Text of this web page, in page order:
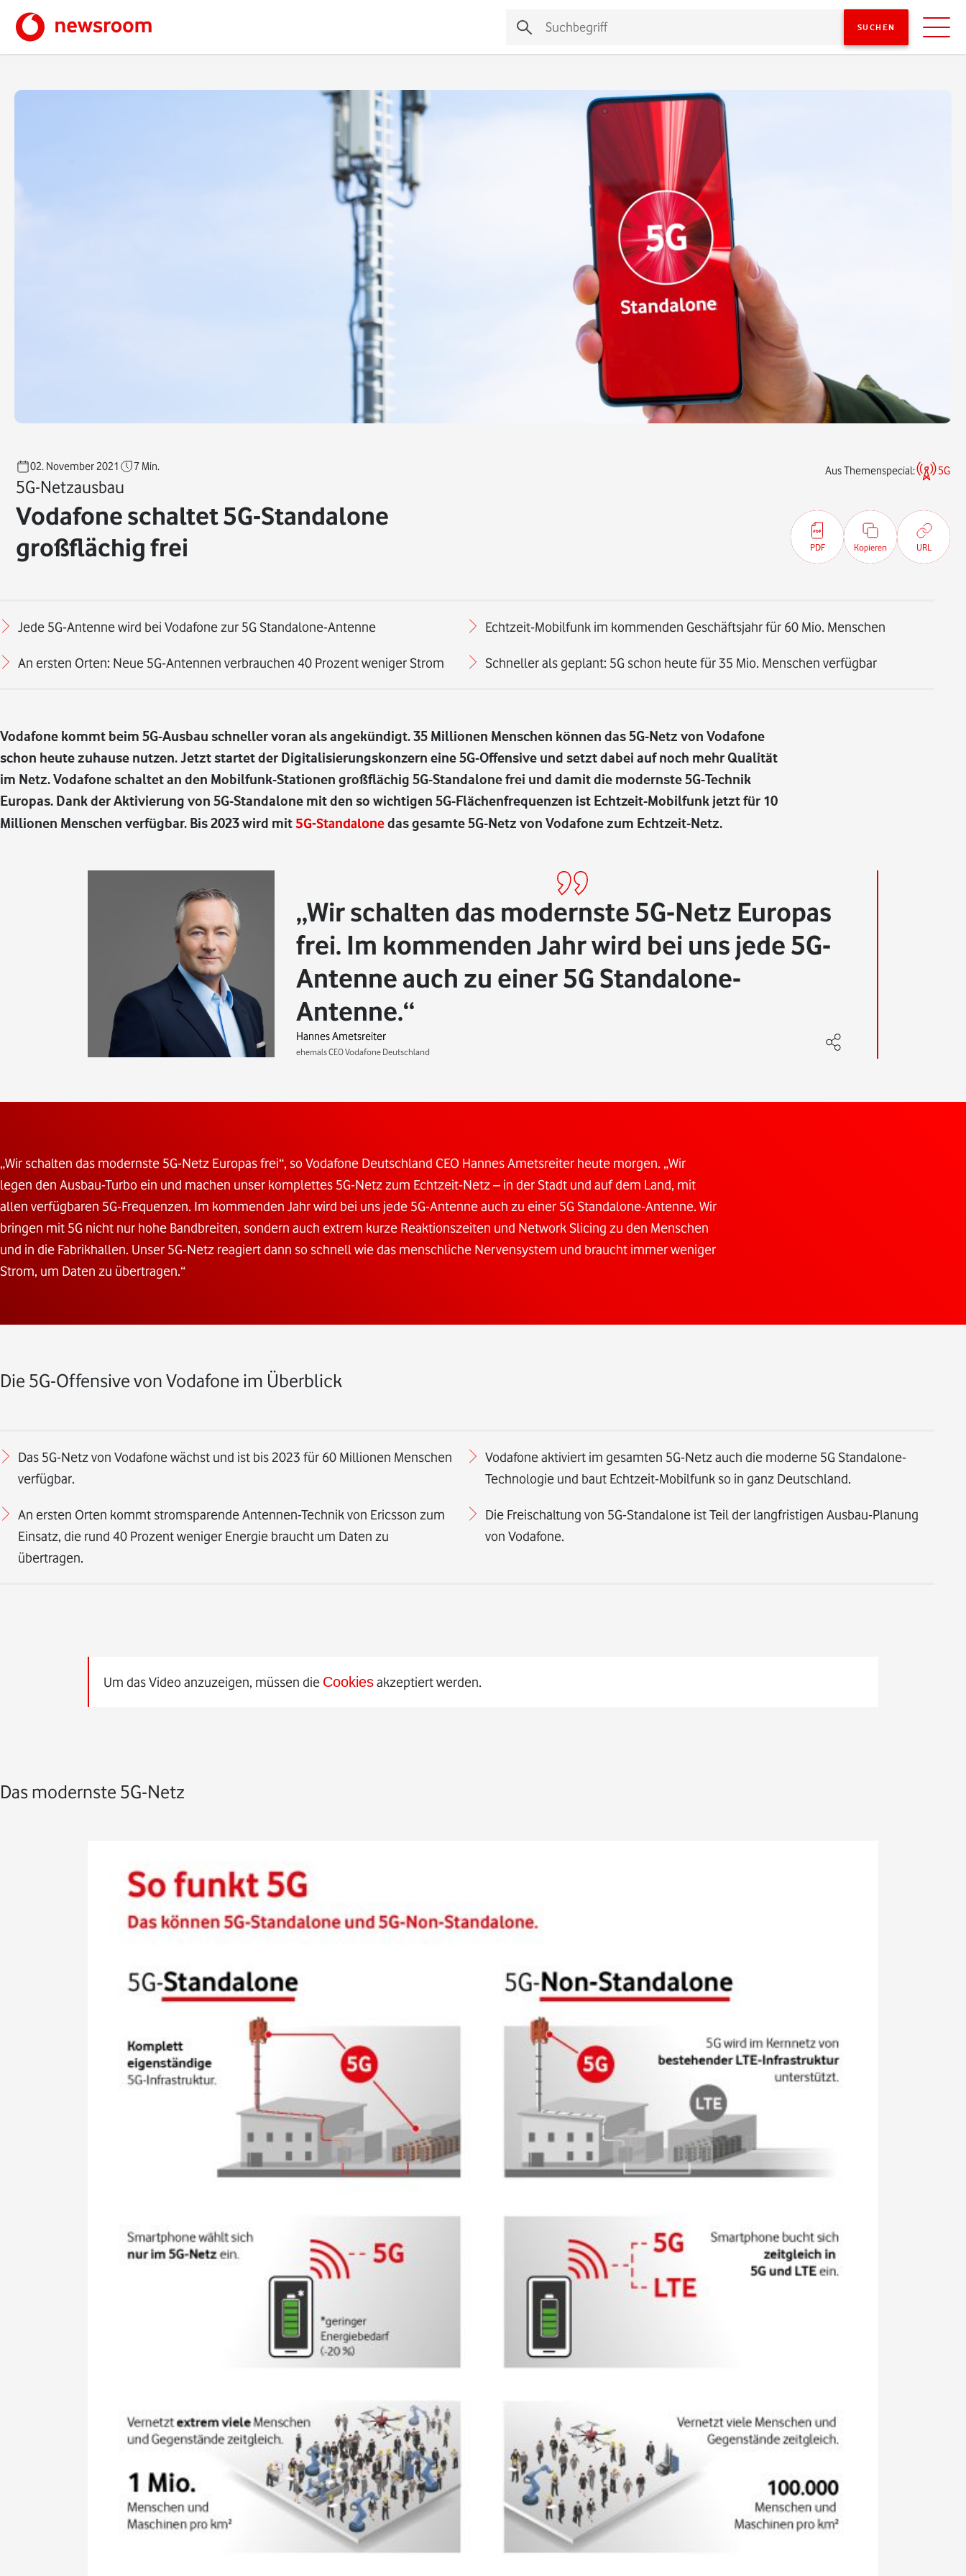
02. November 2021 7 Min.
5G-Netzausbau
Vodafone schaltet 5G-Standalone
großflächig frei
Aus Themenspecial: 5G
PDF Kopieren URL
Jede 5G-Antenne wird bei Vodafone zur 5G Standalone-Antenne Echtzeit-Mobilfunk im kommenden Geschäftsjahr für 60 Mio. Menschen
An ersten Orten: Neue 5G-Antennen verbrauchen 40 Prozent weniger Strom Schneller als geplant: 5G schon heute für 35 Mio. Menschen verfügbar
Vodafone kommt beim 5G-Ausbau schneller voran als angekündigt. 35 Millionen Menschen können das 5G-Netz von Vodafone
schon heute zuhause nutzen. Jetzt startet der Digitalisierungskonzern eine 5G-Offensive und setzt dabei auf noch mehr Qualität
im Netz. Vodafone schaltet an den Mobilfunk-Stationen großflächig 5G-Standalone frei und damit die modernste 5G-Technik
Europas. Dank der Aktivierung von 5G-Standalone mit den so wichtigen 5G-Flächenfrequenzen ist Echtzeit-Mobilfunk jetzt für 10
Millionen Menschen verfügbar. Bis 2023 wird mit5G-Standalonedas gesamte 5G-Netz von Vodafone zum Echtzeit-Netz.
Wir schalten das modernste 5G-Netz Europas
frei. Im kommenden Jahr wird bei uns jede 5G-
Antenne auch zu einer 5G Standalone-
Antenne.
Hannes Ametsreiter
ehemals CEO Vodafone Deutschland
„Wir schalten das modernste 5G-Netz Europas frei“, so Vodafone Deutschland CEO Hannes Ametsreiter heute morgen. „Wir
legen den Ausbau-Turbo ein und machen unser komplettes 5G-Netz zum Echtzeit-Netz – in der Stadt und auf dem Land, mit
allen verfügbaren 5G-Frequenzen. Im kommenden Jahr wird bei uns jede 5G-Antenne auch zu einer 5G Standalone-Antenne. Wir
bringen mit 5G nicht nur hohe Bandbreiten, sondern auch extrem kurze Reaktionszeiten und Network Slicing zu den Menschen
und in die Fabrikhallen. Unser 5G-Netz reagiert dann so schnell wie das menschliche Nervensystem und braucht immer weniger
Strom, um Daten zu übertragen.“
Die 5G-Offensive von Vodafone im Überblick
Das 5G-Netz von Vodafone wächst und ist bis 2023 für 60 Millionen Menschen
verfügbar.
Vodafone aktiviert im gesamten 5G-Netz auch die moderne 5G Standalone-
Technologie und baut Echtzeit-Mobilfunk so in ganz Deutschland.
An ersten Orten kommt stromsparende Antennen-Technik von Ericsson zum
Einsatz, die rund 40 Prozent weniger Energie braucht um Daten zu
übertragen.
Die Freischaltung von 5G-Standalone ist Teil der langfristigen Ausbau-Planung
von Vodafone.
Um das Video anzuzeigen, müssen die Cookiesakzeptiert werden.
Das modernste 5G-Netz